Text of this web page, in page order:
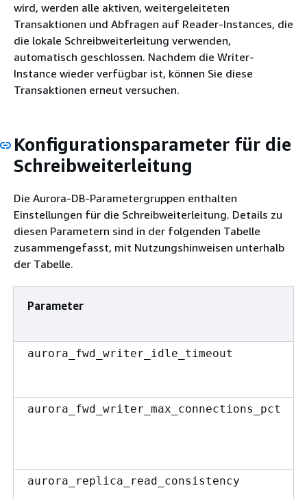
wird, werden alle aktiven, weitergeleiteten
Transaktionen und Abfragen auf Reader-Instances, die
die lokale Schreibweiterleitung verwenden,
automatisch geschlossen. Nachdem die Writer-
Instance wieder verfügbar ist, können Sie diese
Transaktionen erneut versuchen.
Konfigurationsparameter für die
Schreibweiterleitung
Die Aurora-DB-Parametergruppen enthalten
Einstellungen für die Schreibweiterleitung. Details zu
diesen Parametern sind in der folgenden Tabelle
zusammengefasst, mit Nutzungshinweisen unterhalb
der Tabelle.
Parameter
aurora_fwd_writer_idle_timeout
aurora_fwd_writer_max_connections_pct
aurora_replica_read_consistency